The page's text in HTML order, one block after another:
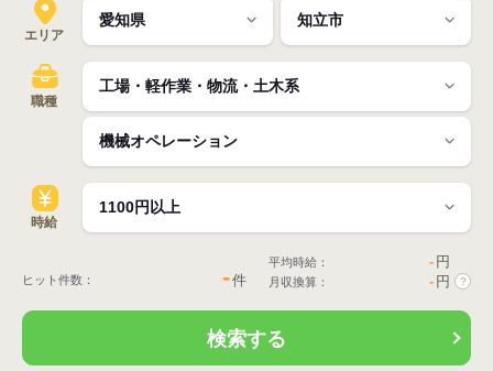
エリア
職種
時給
ヒット件数： -件
平均時給： - 円
月収換算： - 円 ?
検索する